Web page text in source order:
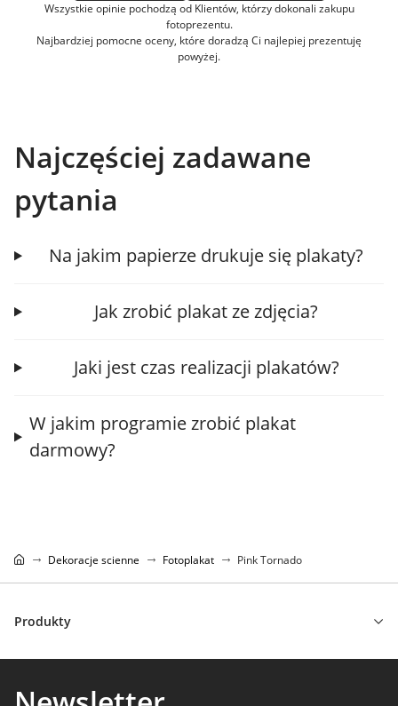
Wszystkie opinie pochodzą od Klientów, którzy dokonali zakupu
fotoprezentu.
Najbardziej pomocne oceny, które doradzą Ci najlepiej prezentuję
powyżej.
Najczęściej zadawane
pytania
Na jakim papierze drukuje się plakaty?
Jak zrobić plakat ze zdjęcia?
Jaki jest czas realizacji plakatów?
W jakim programie zrobić plakat
darmowy?
Dekoracje scienne Fotoplakat Pink Tornado
Produkty